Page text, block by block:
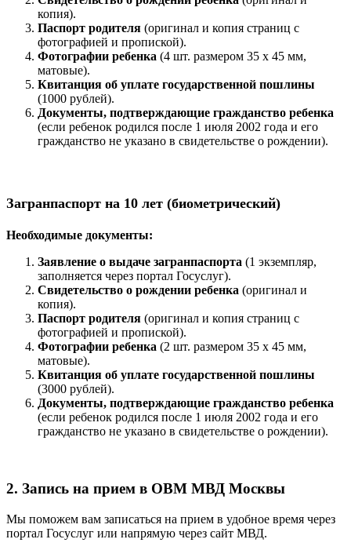
копия).
Паспорт родителя (оригинал и копия страниц с
фотографией и пропиской).
Фотографии ребенка (4 шт. размером 35 x 45 мм,
матовые).
Квитанция об уплате государственной пошлины
(1000 рублей).
Документы, подтверждающие гражданство ребенка
(если ребенок родился после 1 июля 2002 года и его
гражданство не указано в свидетельстве о рождении).
Загранпаспорт на 10 лет (биометрический)
Необходимые документы:
Заявление о выдаче загранпаспорта (1 экземпляр,
заполняется через портал Госуслуг).
Свидетельство о рождении ребенка (оригинал и
копия).
Паспорт родителя (оригинал и копия страниц с
фотографией и пропиской).
Фотографии ребенка (2 шт. размером 35 x 45 мм,
матовые).
Квитанция об уплате государственной пошлины
(3000 рублей).
Документы, подтверждающие гражданство ребенка
(если ребенок родился после 1 июля 2002 года и его
гражданство не указано в свидетельстве о рождении).
2. Запись на прием в ОВМ МВД Москвы
Мы поможем вам записаться на прием в удобное время через
портал Госуслуг или напрямую через сайт МВД.